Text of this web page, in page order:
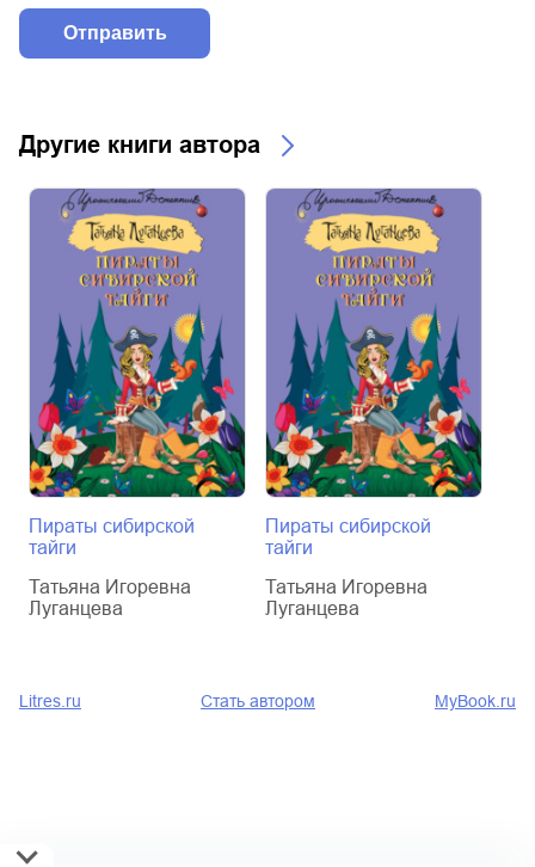
Другие книги автора
Пираты сибирской
тайги
Татьяна Игоревна
Луганцева
Пираты сибирской
тайги
Татьяна Игоревна
Луганцева
Litres.ru Стать автором MyBook.ru